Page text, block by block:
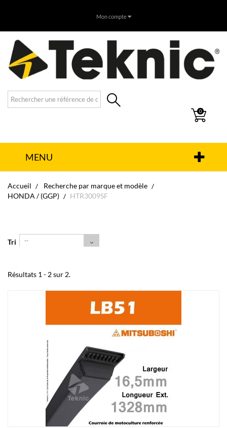
Mon compte
0
MENU
Accueil
Recherche par marque et modèle
HONDA / (GGP)
HTR3009SF
Tri --
Résultats 1 - 2 sur 2.